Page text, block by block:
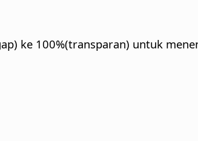
ke 100%(transparan) untuk